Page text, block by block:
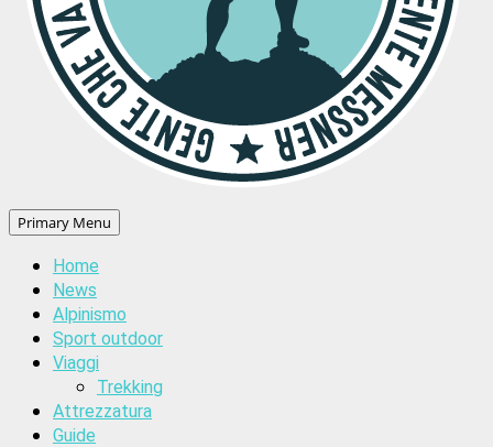
Primary Menu
Home
News
Alpinismo
Sport outdoor
Viaggi
Trekking
Attrezzatura
Guide